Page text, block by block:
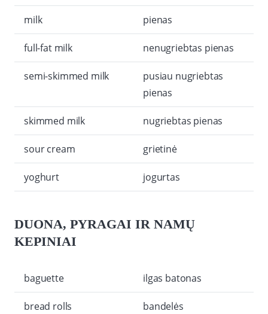
milk pienas
full-fat milk nenugriebtas pienas
semi-skimmed milk
pusiau nugriebtas
pienas
skimmed milk nugriebtas pienas
sour cream grietinė
yoghurt jogurtas
DUONA, PYRAGAI IR NAMŲ
KEPINIAI
baguette ilgas batonas
bread rolls bandelės